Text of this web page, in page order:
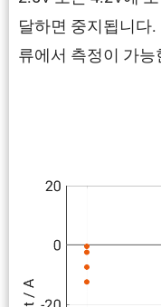
달하면 중지됩니다
류에서 측정이 가